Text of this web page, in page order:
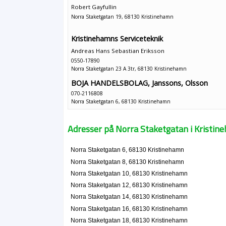
Robert Gayfullin
Norra Staketgatan 19, 68130 Kristinehamn
Kristinehamns Serviceteknik
Andreas Hans Sebastian Eriksson
0550-17890
Norra Staketgatan 23 A 3tr, 68130 Kristinehamn
BOJA HANDELSBOLAG, Janssons, Olsson
070-2116808
Norra Staketgatan 6, 68130 Kristinehamn
Adresser på Norra Staketgatan i
Norra Staketgatan 6, 68130 Kristinehamn
Norra Staketgatan 8, 68130 Kristinehamn
Norra Staketgatan 10, 68130 Kristinehamn
Norra Staketgatan 12, 68130 Kristinehamn
Norra Staketgatan 14, 68130 Kristinehamn
Norra Staketgatan 16, 68130 Kristinehamn
Norra Staketgatan 18, 68130 Kristinehamn